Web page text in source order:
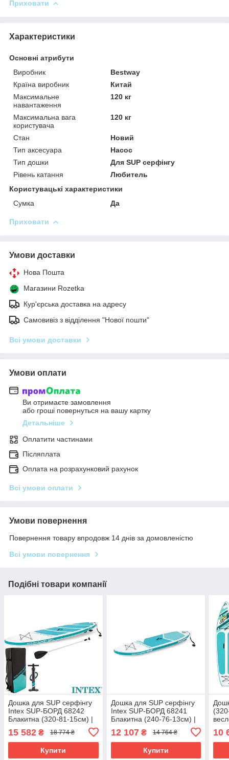
Приховати
Характеристики
Основні атрибути
Виробник
Bestway
Країна виробник
Китай
Максимальне
навантаження
120 кг
Максимальна вага
користувача
120 кг
Стан
Новий
Тип аксесуара
Насос
Тип дошки
Для SUP серфінгу
Рівень катання
Любитель
Користувацькі характеристики
Сумка
Да
Приховати
Умови доставки
Нова Пошта
Магазини Rozetka
Кур'єрська доставка на адресу
Самовивіз з відділення "Нової пошти"
Всі умови доставки
Умови оплати
Ви отримаєте замовлення
або гроші повернуться на вашу картку
Детальніше
Оплатити частинами
Післяплата
Оплата на розрахунковий рахунок
Всі умови оплати
Умови повернення
Повернення товару впродовж 14 днів за домовленістю
Всі умови повернення
Подібні товари компанії
Дошка для SUP серфінгу
Intex SUP-БОРД 68242
Блакитна (320-81-15см) |
серфінгу
15 582 ₴ 18 774 ₴
Купити
Дошка для SUP серфінгу
Intex SUP-БОРД 68241
Блакитна (240-76-13см) |
серфінгу
12 107₴ 14 764 ₴
Купити
10